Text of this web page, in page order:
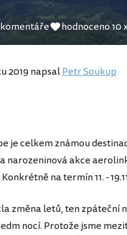
hodnoceno 10
2019 napsalPetr Soukup
je celkem známou
narozeninová akce
na termín 11. -
změna letů, ten zpáteční
nocí. Protože jsme